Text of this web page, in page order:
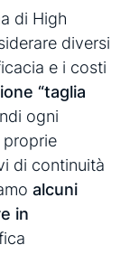
di High
diversi
e i costi
“taglia
ogni
proprie
di continuità
alcuni
in